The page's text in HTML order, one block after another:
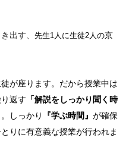
出す、 先生1人に生徒2人の京
が座ります。 だから授業中は
返す 「解説をしっかり聞く時
。 しっかり 『学ぶ時間』 が確保
りに有意義な授業が行われま